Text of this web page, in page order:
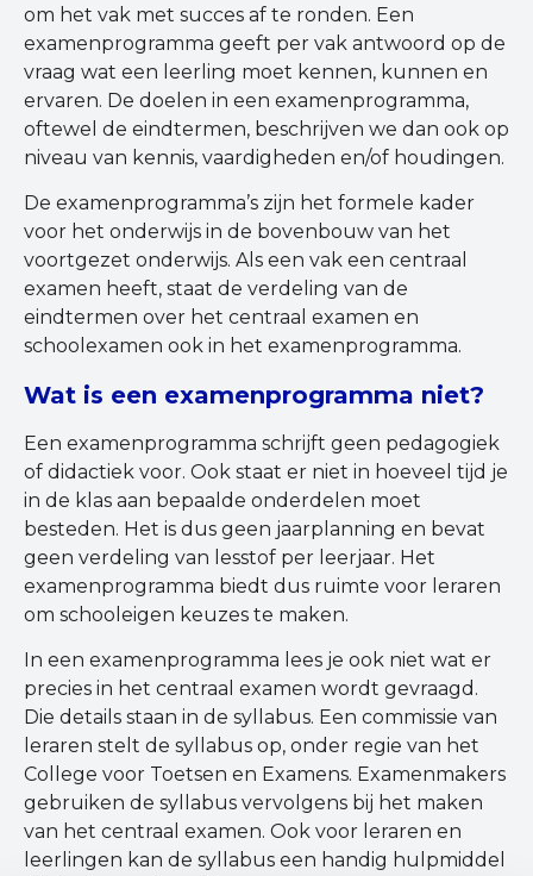
om het vak met succes af te ronden. Een
examenprogramma geeft per vak antwoord op de
vraag wat een leerling moet kennen, kunnen en
ervaren. De doelen in een examenprogramma,
oftewel de eindtermen, beschrijven we dan ook op
niveau van kennis, vaardigheden en/of houdingen.
De examenprogramma’s zijn het formele kader
voor het onderwijs in de bovenbouw van het
voortgezet onderwijs. Als een vak een centraal
examen heeft, staat de verdeling van de
eindtermen over het centraal examen en
schoolexamen ook in het examenprogramma.
Wat is een examenprogramma niet?
Een examenprogramma schrijft geen pedagogiek
of didactiek voor. Ook staat er niet in hoeveel tijd je
in de klas aan bepaalde onderdelen moet
besteden. Het is dus geen jaarplanning en bevat
geen verdeling van lesstof per leerjaar. Het
examenprogramma biedt dus ruimte voor leraren
om schooleigen keuzes te maken.
In een examenprogramma lees je ook niet wat er
precies in het centraal examen wordt gevraagd.
Die details staan in de syllabus. Een commissie van
leraren stelt de syllabus op, onder regie van het
College voor Toetsen en Examens. Examenmakers
gebruiken de syllabus vervolgens bij het maken
van het centraal examen. Ook voor leraren en
leerlingen kan de syllabus een handig hulpmiddel